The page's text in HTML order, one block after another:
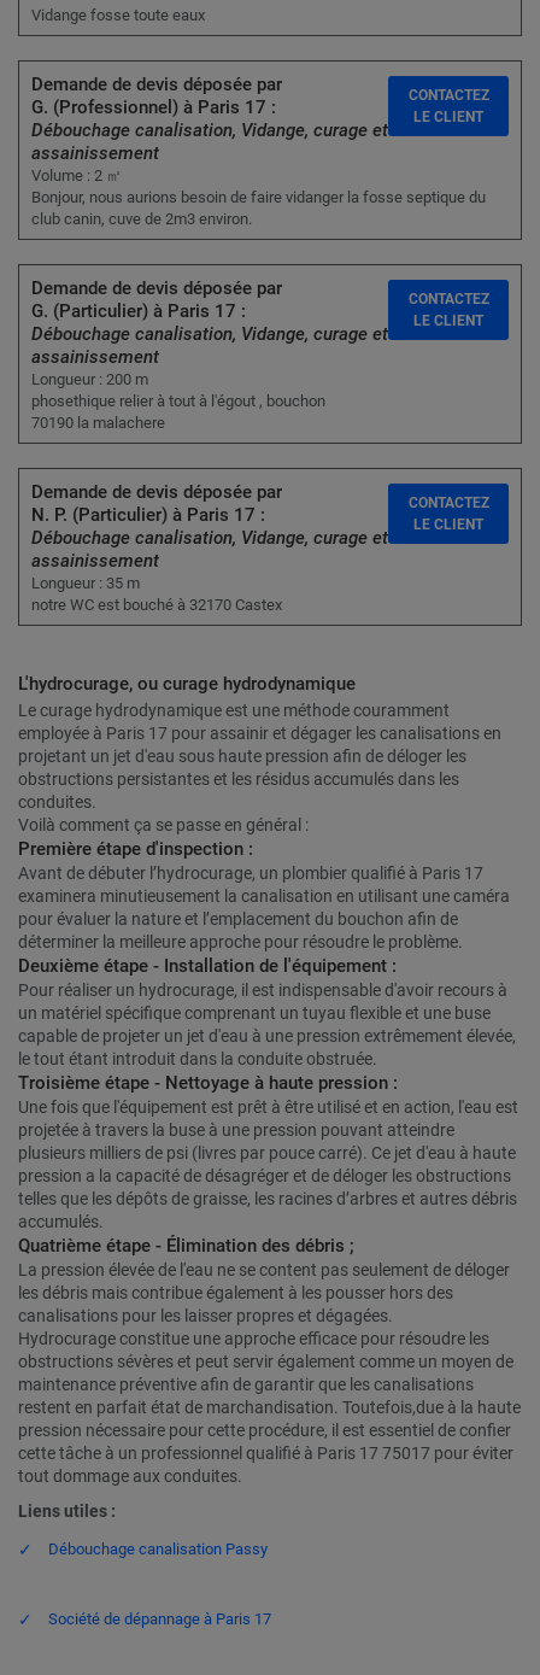
Vidange fosse toute eaux
Demande de devis déposée par
G. (Professionnel) à Paris 17 :
Débouchage canalisation, Vidange, curage et
assainissement
Volume : 2 ㎥
Bonjour, nous aurions besoin de faire vidanger la fosse septique du
club canin, cuve de 2m3 environ.
CONTACTEZ
LE CLIENT
Demande de devis déposée par
G. (Particulier) à Paris 17 :
Débouchage canalisation, Vidange, curage et
assainissement
Longueur : 200 m
phosethique relier à tout à l'égout , bouchon
70190 la malachere
CONTACTEZ
LE CLIENT
Demande de devis déposée par
N. P. (Particulier) à Paris 17 :
Débouchage canalisation, Vidange, curage et
assainissement
Longueur : 35 m
notre WC est bouché à 32170 Castex
CONTACTEZ
LE CLIENT
L'hydrocurage, ou curage hydrodynamique
Le curage hydrodynamique est une méthode couramment
employée à Paris 17 pour assainir et dégager les canalisations en
projetant un jet d'eau sous haute pression afin de déloger les
obstructions persistantes et les résidus accumulés dans les
conduites.
Voilà comment ça se passe en général :
Première étape d'inspection :
Avant de débuter l’hydrocurage, un plombier qualifié à Paris 17
examinera minutieusement la canalisation en utilisant une caméra
pour évaluer la nature et l’emplacement du bouchon afin de
déterminer la meilleure approche pour résoudre le problème.
Deuxième étape - Installation de l'équipement :
Pour réaliser un hydrocurage, il est indispensable d'avoir recours à
un matériel spécifique comprenant un tuyau flexible et une buse
capable de projeter un jet d'eau à une pression extrêmement élevée,
le tout étant introduit dans la conduite obstruée.
Troisième étape - Nettoyage à haute pression :
Une fois que l'équipement est prêt à être utilisé et en action, l'eau est
projetée à travers la buse à une pression pouvant atteindre
plusieurs milliers de psi (livres par pouce carré). Ce jet d'eau à haute
pression a la capacité de désagréger et de déloger les obstructions
telles que les dépôts de graisse, les racines d’arbres et autres débris
accumulés.
Quatrième étape - Élimination des débris ;
La pression élevée de l'eau ne se content pas seulement de déloger
les débris mais contribue également à les pousser hors des
canalisations pour les laisser propres et dégagées.
Hydrocurage constitue une approche efficace pour résoudre les
obstructions sévères et peut servir également comme un moyen de
maintenance préventive afin de garantir que les canalisations
restent en parfait état de marchandisation. Toutefois,due à la haute
pression nécessaire pour cette procédure, il est essentiel de confier
cette tâche à un professionnel qualifié à Paris 17 75017 pour éviter
tout dommage aux conduites.
Liens utiles :
Débouchage canalisation Passy
Société de dépannage à Paris 17